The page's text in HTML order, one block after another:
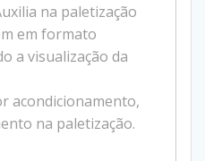
na paletização
em formato
a visualização da
acondicionamento,
na paletização.